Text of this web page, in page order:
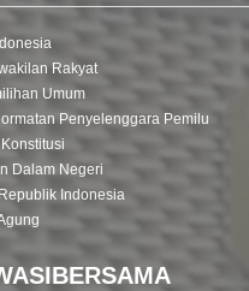
Rakyat
Umum
Penyelenggara Pemilu
Dalam Negeri
Indonesia